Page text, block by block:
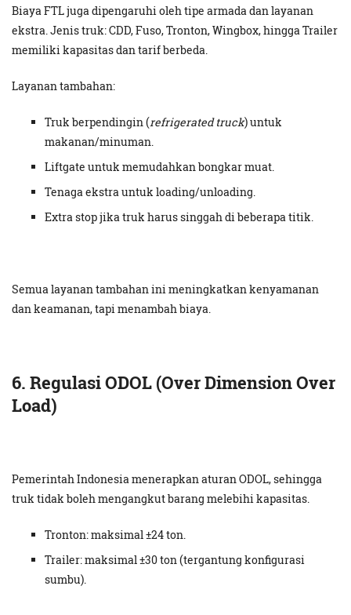
Biaya FTL juga dipengaruhi oleh tipe armada dan layanan
ekstra. Jenis truk: CDD, Fuso, Tronton, Wingbox, hingga Trailer
memiliki kapasitas dan tarif berbeda.
Layanan tambahan:
Truk berpendingin (refrigerated truck) untuk
makanan/minuman.
Liftgate untuk memudahkan bongkar muat.
Tenaga ekstra untuk loading/unloading.
Extra stop jika truk harus singgah di beberapa titik.
Semua layanan tambahan ini meningkatkan kenyamanan
dan keamanan, tapi menambah biaya.
6. Regulasi ODOL (Over Dimension Over
Load)
Pemerintah Indonesia menerapkan aturan ODOL, sehingga
truk tidak boleh mengangkut barang melebihi kapasitas.
Tronton: maksimal ±24 ton.
Trailer: maksimal ±30 ton (tergantung konfigurasi
sumbu).